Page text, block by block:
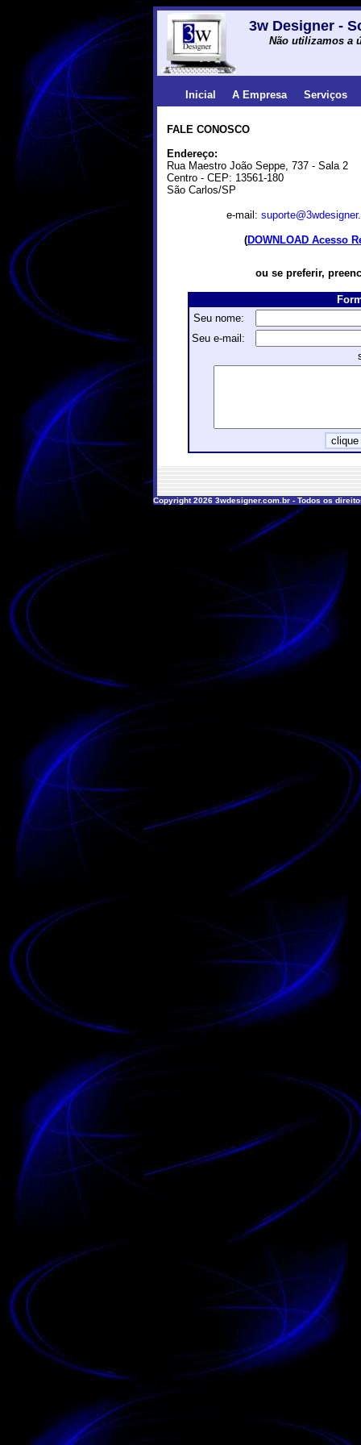
3w Designer -
Não utilizamos a
Inicial A Empresa Serviços
FALE CONOSCO
Endereço:
Rua Maestro João Seppe, 737 - Sala 2
Centro - CEP: 13561-180
São Carlos/SP
e-mail:
(DOWNLOAD Acesso
ou se preferir,
Seu nome:
Seu e-mail:
Copyright 2026 3wdesigner.com.br - Todos os